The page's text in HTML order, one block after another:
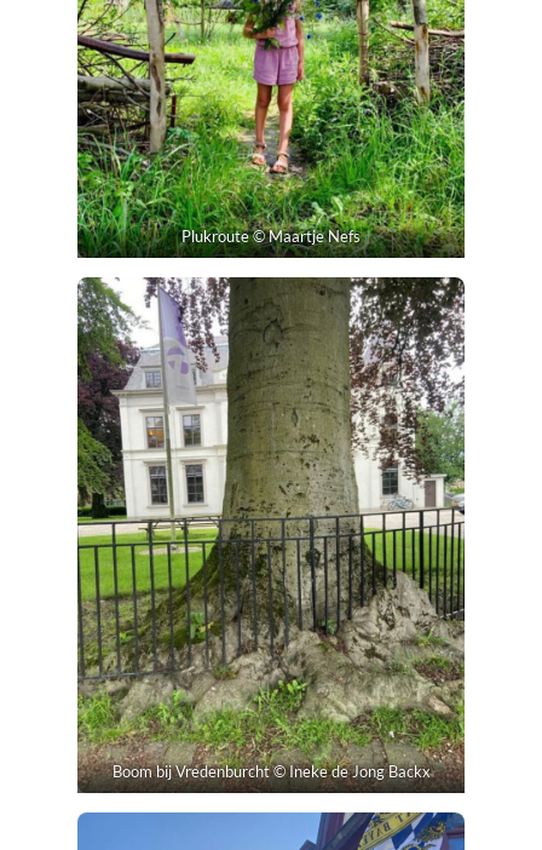
Plukroute © Maartje Nefs
Boom bij Vredenburcht © Ineke de Jong Backx